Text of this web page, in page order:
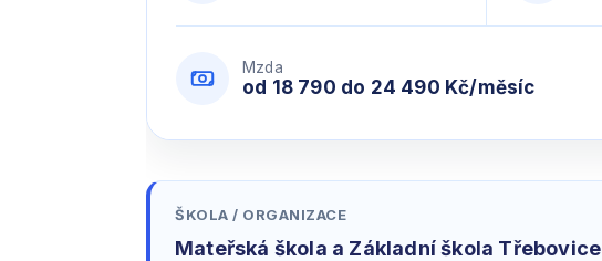
Mzda
od 18 790 do 24 490 Kč/měsíc
ŠKOLA / ORGANIZACE
Mateřská škola a Základní škola Třebovice